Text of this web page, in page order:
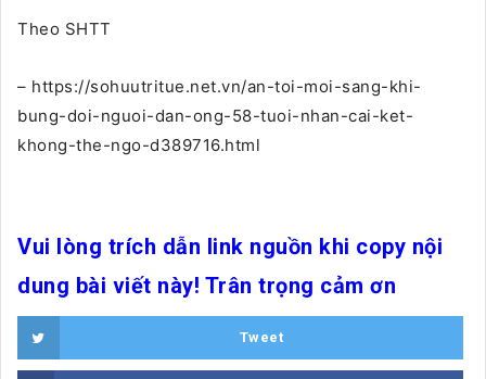
Theo SHTT
– https://sohuutritue.net.vn/an-toi-moi-sang-khi-
bung-doi-nguoi-dan-ong-58-tuoi-nhan-cai-ket-
khong-the-ngo-d389716.html
Vui lòng trích dẫn link nguồn khi copy nội
dung bài viết này! Trân trọng cảm ơn
Tweet